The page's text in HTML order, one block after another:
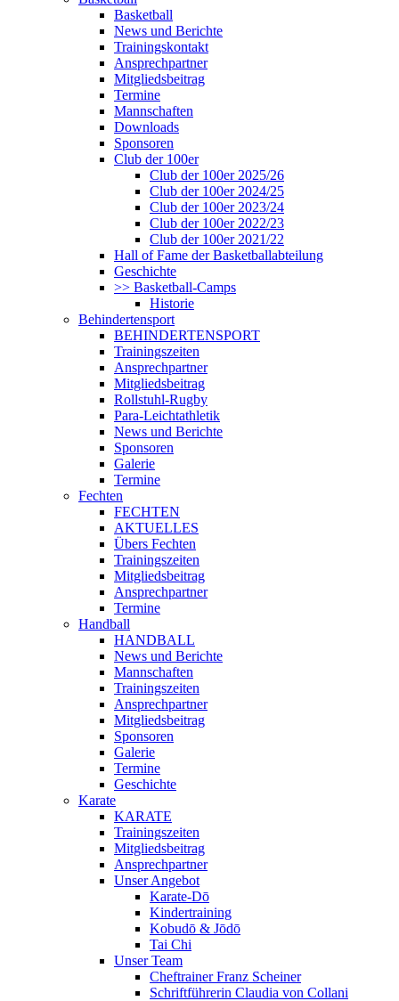
Basketball
News und Berichte
Trainingskontakt
Ansprechpartner
Mitgliedsbeitrag
Termine
Mannschaften
Downloads
Sponsoren
Club der 100er
Club der 100er 2025/26
Club der 100er 2024/25
Club der 100er 2023/24
Club der 100er 2022/23
Club der 100er 2021/22
Hall of Fame der Basketballabteilung
Geschichte
>> Basketball-Camps
Historie
Behindertensport
BEHINDERTENSPORT
Trainingszeiten
Ansprechpartner
Mitgliedsbeitrag
Rollstuhl-Rugby
Para-Leichtathletik
News und Berichte
Sponsoren
Galerie
Termine
Fechten
FECHTEN
AKTUELLES
Übers Fechten
Trainingszeiten
Mitgliedsbeitrag
Ansprechpartner
Termine
Handball
HANDBALL
News und Berichte
Mannschaften
Trainingszeiten
Ansprechpartner
Mitgliedsbeitrag
Sponsoren
Galerie
Termine
Geschichte
Karate
KARATE
Trainingszeiten
Mitgliedsbeitrag
Ansprechpartner
Unser Angebot
Karate-Dō
Kindertraining
Kobudō & Jōdō
Tai Chi
Unser Team
Cheftrainer Franz Scheiner
Schriftführerin Claudia von Collani